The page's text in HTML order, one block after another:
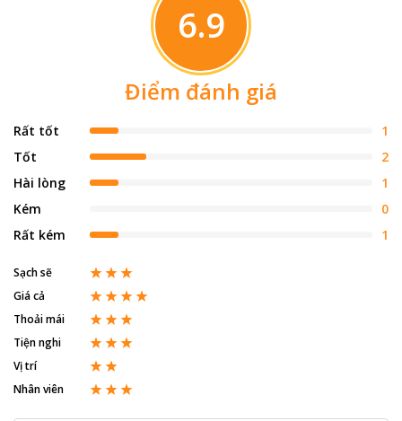
6.9
Điểm đánh giá
Rất tốt
1
Tốt
2
Hài lòng
1
Kém
0
Rất kém
1
Sạch sẽ
Giá cả
Thoải mái
Tiện nghi
Vị trí
Nhân viên